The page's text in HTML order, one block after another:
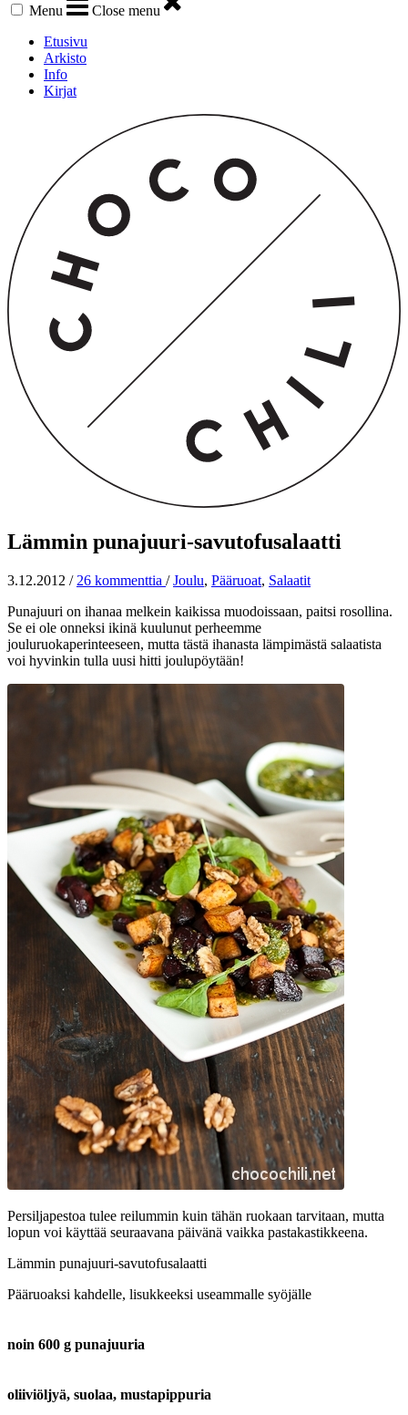
Menu
Close menu
Etusivu
Arkisto
Info
Kirjat
Lämmin punajuuri-savutofusalaatti
3.12.2012 / 26 kommenttia / Joulu, Pääruoat, Salaatit
Punajuuri on ihanaa melkein kaikissa muodoissaan, paitsi rosollina.
Se ei ole onneksi ikinä kuulunut perheemme
jouluruokaperinteeseen, mutta tästä ihanasta lämpimästä salaatista
voi hyvinkin tulla uusi hitti joulupöytään!
Persiljapestoa tulee reilummin kuin tähän ruokaan tarvitaan, mutta
lopun voi käyttää seuraavana päivänä vaikka pastakastikkeena.
Lämmin punajuuri-savutofusalaatti
Pääruoaksi kahdelle, lisukkeeksi useammalle syöjälle
noin 600 g punajuuria
oliiviöljyä, suolaa, mustapippuria